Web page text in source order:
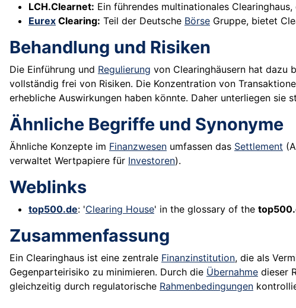
LCH.Clearnet: Ein führendes multinationales
Eurex Clearing: Teil der Deutsche Börse Gruppe, bietet
Behandlung und Risiken
Die Einführung und Regulierung von Clearinghäusern hat dazu
vollständig frei von Risiken. Die Konzentration von
erhebliche Auswirkungen haben könnte. Daher unterliegen sie
Ähnliche Begriffe und Synonyme
Ähnliche Konzepte im Finanzwesen umfassen das Settlement
verwaltet Wertpapiere für Investoren).
Weblinks
top500.de: 'Clearing House' in the glossary of the
Zusammenfassung
Ein Clearinghaus ist eine zentrale Finanzinstitution, die als
Gegenparteirisiko zu minimieren. Durch die Übernahme dieser
gleichzeitig durch regulatorische Rahmenbedingungen